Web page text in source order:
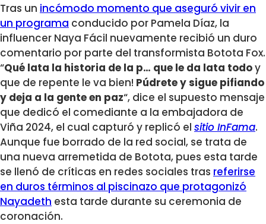
Tras un incómodo momento que aseguró vivir en
un programa conducido por Pamela Díaz, la
influencer Naya Fácil nuevamente recibió un duro
comentario por parte del transformista Botota Fox.
“Qué lata la historia de la p… que le da lata todoy
que de repente le va bien! Púdrete y sigue pifiando
y deja a la gente en paz“, dice el supuesto mensaje
que dedicó el comediante a la embajadora de
Viña 2024, el cual capturó y replicó el sitio InFama.
Aunque fue borrado de la red social, se trata de
una nueva arremetida de Botota, pues esta tarde
se llenó de críticas en redes sociales tras referirse
en duros términos al piscinazo que protagonizó
Nayadeth esta tarde durante su ceremonia de
coronación.